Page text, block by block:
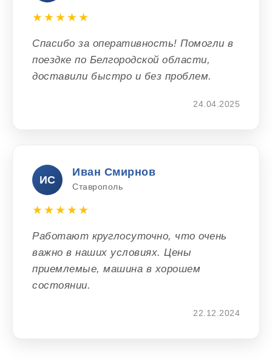
★★★★★
Спасибо за оперативность! Помогли в
поездке по Белгородской области,
доставили быстро и без проблем.
24.04.2025
ИС
Иван Смирнов
Ставрополь
★★★★★
Работают круглосуточно, что очень
важно в наших условиях. Цены
приемлемые, машина в хорошем
состоянии.
22.12.2024